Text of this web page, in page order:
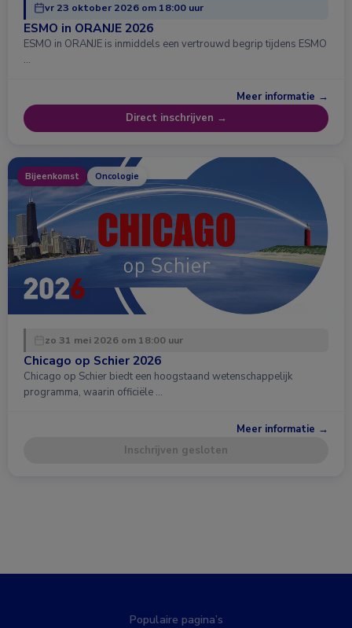
vr 23 oktober 2026 om 18:00 uur
ESMO in ORANJE 2026
ESMO in ORANJE is inmiddels een vertrouwd begrip tijdens ESMO
…
Meer informatie →
Direct inschrijven →
Bijeenkomst Oncologie
zo 31 mei 2026 om 18:00 uur
Chicago op Schier 2026
Chicago op Schier biedt een hoogstaand wetenschappelijk
programma, waarin officiële …
Meer informatie →
Inschrijven gesloten
Populaire pagina’s